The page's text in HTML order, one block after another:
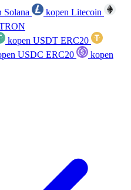
Solana
kopen Litecoin
kopen USDT ERC20
USDC ERC20
kopen